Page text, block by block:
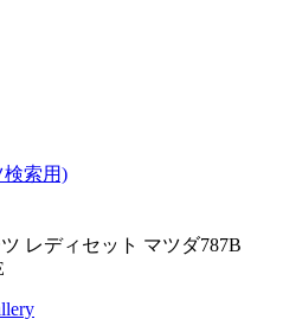
検索用)
レディセット マツダ787B